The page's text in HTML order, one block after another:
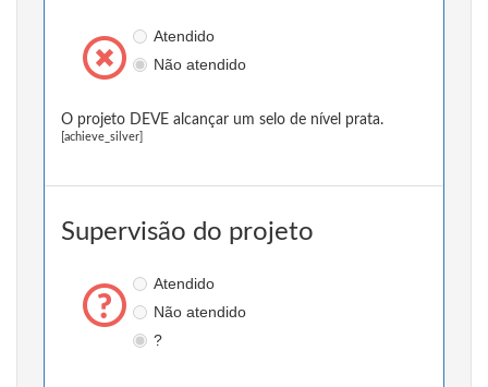
Atendido
Não atendido
O projeto DEVE alcançar um selo de nível prata.
[achieve_silver]
Supervisão do projeto
Atendido
Não atendido
?